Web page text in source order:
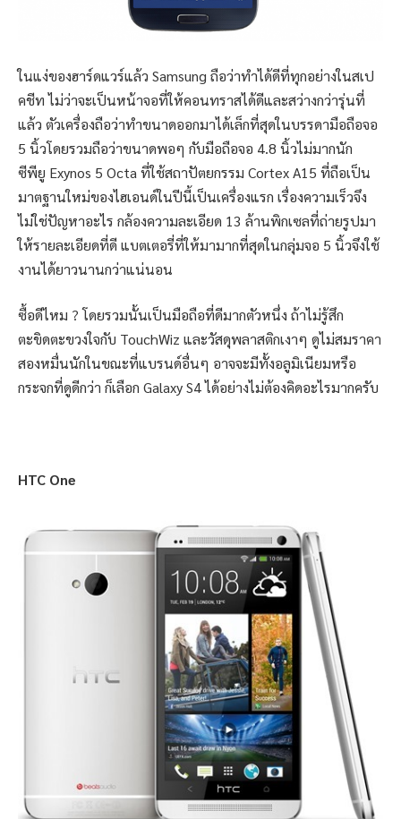
ในแง่ของฮาร์ดแวร์แล้ว Samsung ถือว่าทำได้ดีที่ทุกอย่างในสเป
คชีท ไม่ว่าจะเป็นหน้าจอที่ให้คอนทราสได้ดีและสว่างกว่ารุ่นที่
แล้ว ตัวเครื่องถือว่าทำขนาดออกมาได้เล็กที่สุดในบรรดามือถือจอ
5 นิ้วโดยรวมถือว่าขนาดพอๆ กับมือถือจอ 4.8 นิ้วไม่มากนัก
ซีพียู Exynos 5 Octa ที่ใช้สถาปัตยกรรม Cortex A15 ที่ถือเป็น
มาตฐานใหม่ของไฮเอนด์ในปีนี้เป็นเครื่องแรก เรื่องความเร็วจึง
ไม่ใช่ปัญหาอะไร กล้องความละเอียด 13 ล้านพิกเซลที่ถ่ายรูปมา
ให้รายละเอียดที่ดี แบตเตอรี่ที่ให้มามากที่สุดในกลุ่มจอ 5 นิ้วจึงใช้
งานได้ยาวนานกว่าแน่นอน
ซื้อดีไหม ? โดยรวมนั้นเป็นมือถือที่ดีมากตัวหนึ่ง ถ้าไม่รู้สึก
ตะขิดตะขวงใจกับ TouchWiz และวัสดุพลาสติกเงาๆ ดูไม่สมราคา
สองหมื่นนักในขณะที่แบรนด์อื่นๆ อาจจะมีทั้งอลูมิเนียมหรือ
กระจกที่ดูดีกว่า ก็เลือก Galaxy S4 ได้อย่างไม่ต้องคิดอะไรมากครับ
HTC One